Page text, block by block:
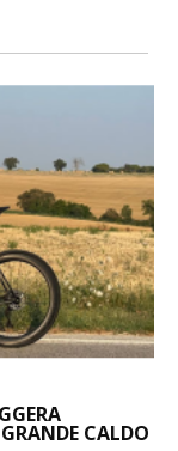
CALDO